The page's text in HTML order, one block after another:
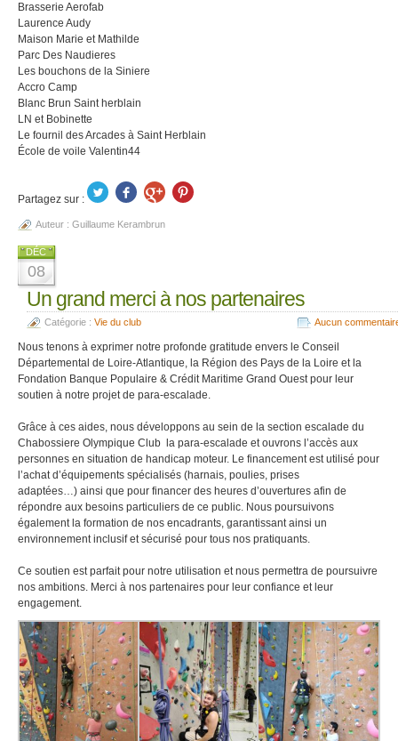
Brasserie Aerofab
Laurence Audy
Maison Marie et Mathilde
Parc Des Naudieres
Les bouchons de la Siniere
Accro Camp
Blanc Brun Saint herblain
LN et Bobinette
Le fournil des Arcades à Saint Herblain
École de voile Valentin44
Partagez sur :
Auteur : Guillaume Kerambrun
DÉC
08
Un grand merci à nos partenaires
Catégorie : Vie du club Aucun
Nous tenons à exprimer notre profonde gratitude envers le Conseil
Départemental de Loire‑Atlantique, la Région des Pays de la Loire et la
Fondation Banque Populaire & Crédit Maritime Grand Ouest pour leur
soutien à notre projet de para‑escalade.
Grâce à ces aides, nous développons au sein de la section escalade du
Chabossiere Olympique Club la para‑escalade et ouvrons l’accès aux
personnes en situation de handicap moteur. Le financement est utilisé pour
l’achat d’équipements spécialisés (harnais, poulies, prises
adaptées…) ainsi que pour financer des heures d’ouvertures afin de
répondre aux besoins particuliers de ce public. Nous poursuivons
également la formation de nos encadrants, garantissant ainsi un
environnement inclusif et sécurisé pour tous nos pratiquants.
Ce soutien est parfait pour notre utilisation et nous permettra de poursuivre
nos ambitions. Merci à nos partenaires pour leur confiance et leur
engagement.